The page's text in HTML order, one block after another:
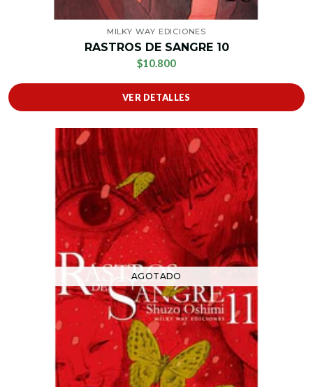
MILKY WAY EDICIONES
RASTROS DE SANGRE 10
$10.800
VER DETALLES
AGOTADO